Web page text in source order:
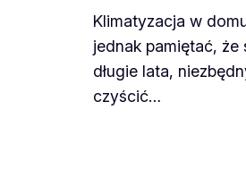
Klimatyzacja w
jednak pamiętać, że
długie lata,
czyścić…